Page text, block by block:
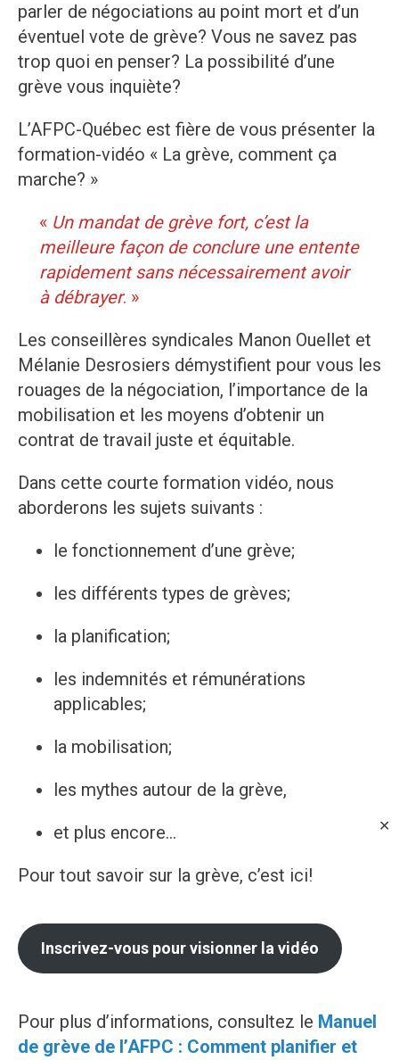
✕
parler de négociations au point mort et d’un
éventuel vote de grève? Vous ne savez pas
trop quoi en penser? La possibilité d’une
grève vous inquiète?
L’AFPC-Québec est fière de vous présenter la
formation-vidéo « La grève, comment ça
marche? »
« Un mandat de grève fort, c’est la
meilleure façon de conclure une entente
rapidement sans nécessairement avoir
à débrayer. »
Les conseillères syndicales Manon Ouellet et
Mélanie Desrosiers démystifient pour vous les
rouages de la négociation, l’importance de la
mobilisation et les moyens d’obtenir un
contrat de travail juste et équitable.
Dans cette courte formation vidéo, nous
aborderons les sujets suivants :
le fonctionnement d’une grève;
les différents types de grèves;
la planification;
les indemnités et rémunérations
applicables;
la mobilisation;
les mythes autour de la grève,
et plus encore…
Pour tout savoir sur la grève, c’est ici!
Inscrivez-vous pour visionner la vidéo
Pour plus d’informations, consultez le Manuel
de grève de l’AFPC : Comment planifier et